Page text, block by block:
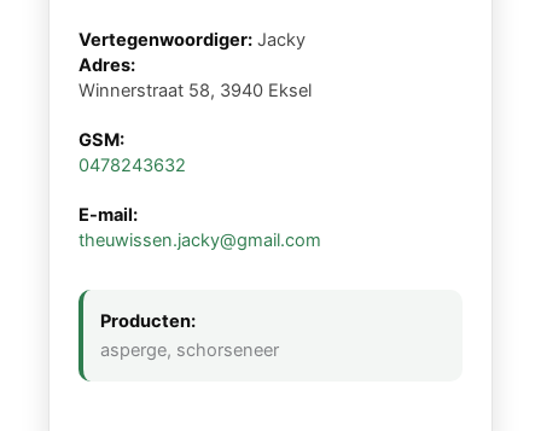
Vertegenwoordiger: Jacky
Adres:
Winnerstraat 58, 3940 Eksel
GSM:
0478243632
E-mail:
theuwissen.jacky@gmail.com
Producten:
asperge, schorseneer